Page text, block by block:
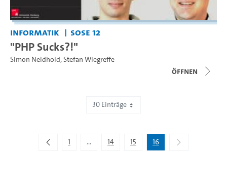
Informatik SoSe 12
"PHP Sucks?!"
Simon Neidhold,Stefan Wiegreffe
Öffnen
30 Einträge
1 ...Zwischenseiten Navigieren mit TAB-Taste.
14 15 16